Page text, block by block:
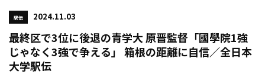
駅伝 2024.11.03
最終区で3位に後退の青学大 原晋監督「國學院1強
じゃなく3強で争える」 箱根の距離に自信／全日本
大学駅伝